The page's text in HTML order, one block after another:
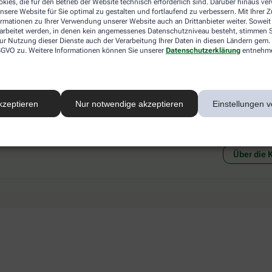
die für den Betrieb der Website technisch erforderlich sind. Darüber hinaus
Website für Sie optimal zu gestalten und fortlaufend zu verbessern. Mit Ihrer
zu Ihrer Verwendung unserer Website auch an Drittanbieter weiter. Soweit
werden, in denen kein angemessenes Datenschutzniveau besteht, stimmen
Nutzung dieser Dienste auch der Verarbeitung Ihrer Daten in diesen Ländern
zu. Weitere Informationen können Sie unserer Datenschutzerklärung
Nur notwendige akzeptieren Einstellungen
einer anderen akzeptierten
Ihrer Apotheke vor Ort.
Abholung in der Apotheke
Botendienstlieferung
Social Media Ein
Über die